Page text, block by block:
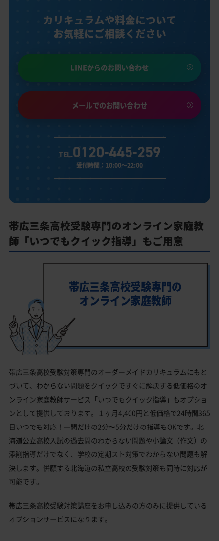
カリキュラムや料金について
お気軽にご相談ください
LINEからのお問い合わせ
メールでのお問い合わせ
TEL.0120-445-259
受付時間：10:00～22:00
帯広三条高校受験専門のオンライン家庭教
師「いつでもクイック指導」もご用意
帯広三条高校受験専門の
オンライン家庭教師
帯広三条高校受験対策専門のオーダーメイドカリキュラムにもと
づいて、わからない問題をクイックですぐに解決する低価格のオ
ンライン家庭教師サービス「いつでもクイック指導」もオプショ
ンとして提供しております。１ヶ月4,400円と低価格で24時間365
日いつでも対応！一問だけの2分〜5分だけの指導もOKです。北
海道公立高校入試の過去問のわからない問題や小論文（作文）の
添削指導だけでなく、学校の定期スト対策でわからない問題も解
決します。併願する北海道の私立高校の受験対策も同時に対応が
可能です。
帯広三条高校受験対策講座をお申し込みの方のみに提供している
オプションサービスになります。